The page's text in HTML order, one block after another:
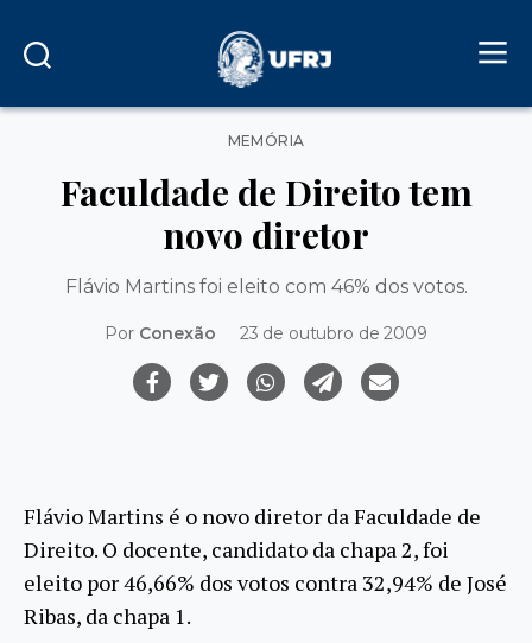
Categorias
MEMÓRIA
Faculdade de Direito tem
novo diretor
Flávio Martins foi eleito com 46% dos votos.
Por Conexão 23 de outubro de 2009
Flávio Martins é o novo diretor da Faculdade de
Direito. O docente, candidato da chapa 2, foi
eleito por 46,66% dos votos contra 32,94% de José
Ribas, da chapa 1.